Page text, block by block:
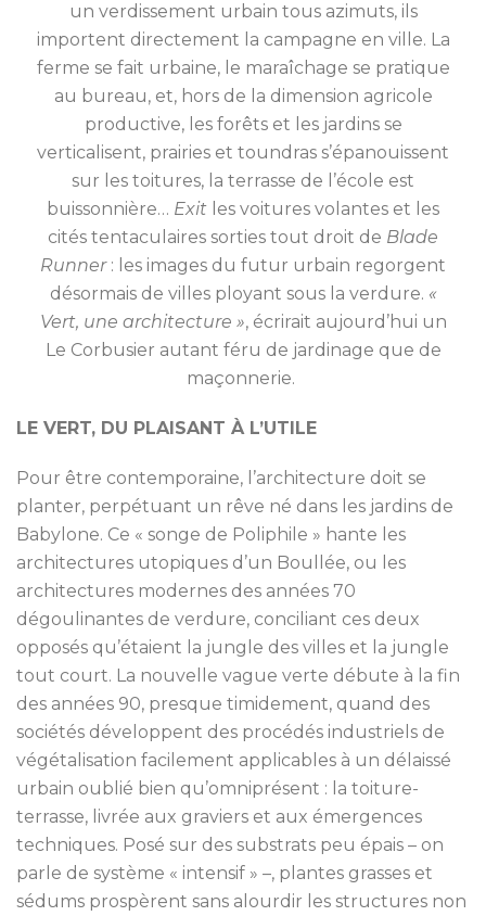
un verdissement urbain tous azimuts, ils
importent directement la campagne en ville. La
ferme se fait urbaine, le maraîchage se pratique
au bureau, et, hors de la dimension agricole
productive, les forêts et les jardins se
verticalisent, prairies et toundras s’épanouissent
sur les toitures, la terrasse de l’école est
buissonnière… Exit les voitures volantes et les
cités tentaculaires sorties tout droit de Blade
Runner : les images du futur urbain regorgent
désormais de villes ployant sous la verdure. «
Vert, une architecture », écrirait aujourd’hui un
Le Corbusier autant féru de jardinage que de
maçonnerie.
LE VERT, DU PLAISANT À L’UTILE
Pour être contemporaine, l’architecture doit se
planter, perpétuant un rêve né dans les jardins de
Babylone. Ce « songe de Poliphile » hante les
architectures utopiques d’un Boullée, ou les
architectures modernes des années 70
dégoulinantes de verdure, conciliant ces deux
opposés qu’étaient la jungle des villes et la jungle
tout court. La nouvelle vague verte débute à la fin
des années 90, presque timidement, quand des
sociétés développent des procédés industriels de
végétalisation facilement applicables à un délaissé
urbain oublié bien qu’omniprésent : la toiture-
terrasse, livrée aux graviers et aux émergences
techniques. Posé sur des substrats peu épais – on
parle de système « intensif » –, plantes grasses et
sédums prospèrent sans alourdir les structures non